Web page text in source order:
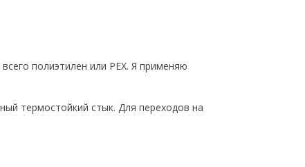
полиэтилен или PEX. Я применяю
термостойкий стык. Для переходов на